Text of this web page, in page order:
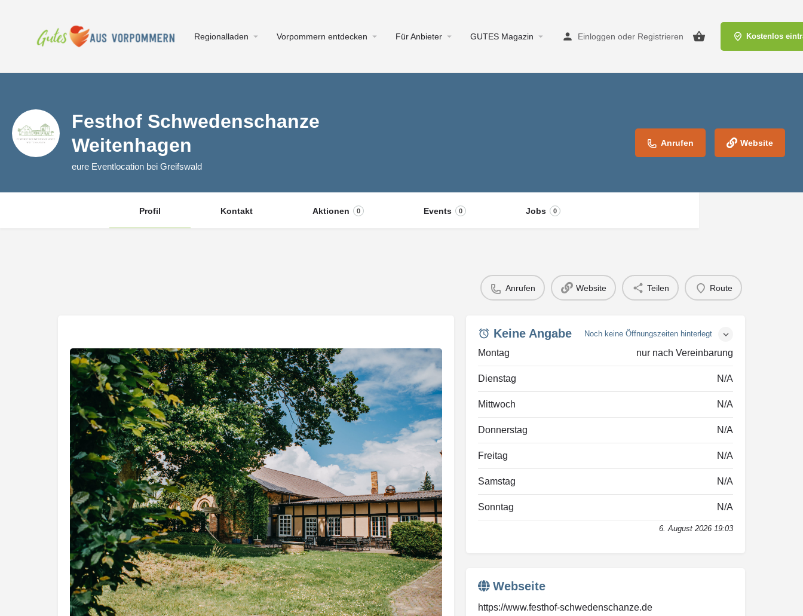
Regionalladen Vorpommern entdecken Für Anbieter GUTES Magazin Einloggen oder Registrieren Kostenlos
Festhof Schwedenschanze
Weitenhagen
eure Eventlocation bei Greifswald
Anrufen Website
Profil Kontakt Aktionen 0 Events 0 Jobs 0
Anrufen Website Teilen Route
Keine Angabe Noch keine Öffnungszeiten hinterlegt
Montag nur nach Vereinbarung
Dienstag N/A
Mittwoch N/A
Donnerstag N/A
Freitag N/A
Samstag N/A
Sonntag N/A
6. August 2026 19:03
Webseite
https://www.festhof-schwedenschanze.de